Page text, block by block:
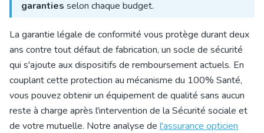
garanties selon chaque budget.
La garantie légale de conformité vous protège durant deux
ans contre tout défaut de fabrication, un socle de sécurité
qui s'ajoute aux dispositifs de remboursement actuels. En
couplant cette protection au mécanisme du 100% Santé,
vous pouvez obtenir un équipement de qualité sans aucun
reste à charge après l'intervention de la Sécurité sociale et
de votre mutuelle. Notre analyse de l'assurance opticien